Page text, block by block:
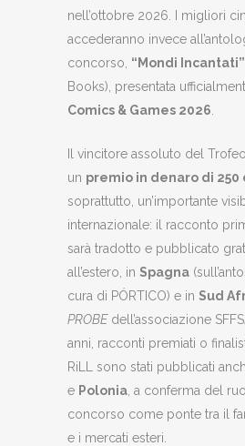
nell’ottobre 2026. I migliori
accederanno invece
concorso, “Mondi Incantati”
Books), presentata
Comics & Games 2026
Il vincitore assoluto del
un premio in denaro di 250
soprattutto, un’importante
internazionale: il racconto
sarà tradotto e pubblicato
all’estero, in Spagna
cura di PÓRTICO) e in Sud
PROBEdell’associazione
anni, racconti premiati o
RiLL sono stati pubblicati
e Polonia , a conferma del
concorso come ponte tra il
e i mercati esteri.